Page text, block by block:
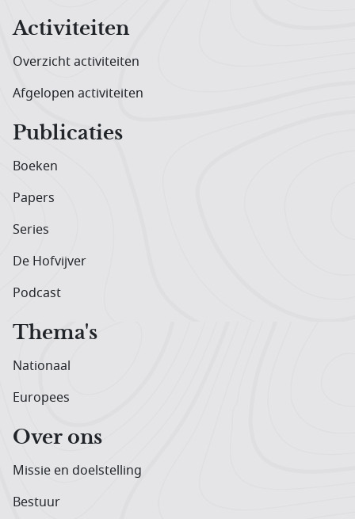
Activiteiten
Overzicht activiteiten
Afgelopen activiteiten
Publicaties
Boeken
Papers
Series
De Hofvijver
Podcast
Thema's
Nationaal
Europees
Over ons
Missie en doelstelling
Bestuur